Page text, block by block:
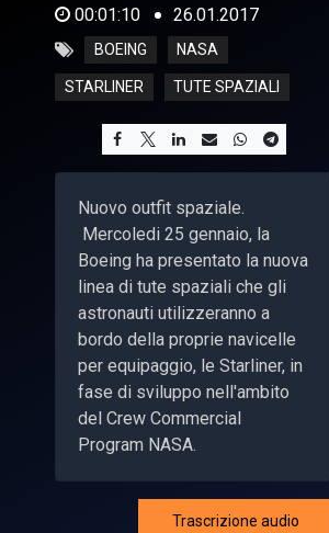
00:01:10 26.01.2017
BOEING NASA
STARLINER TUTE SPAZIALI
Nuovo outfit spaziale.
Mercoledi 25 gennaio, la
Boeing ha presentato la nuova
linea di tute spaziali che gli
astronauti utilizzeranno a
bordo della proprie navicelle
per equipaggio, le Starliner, in
fase di sviluppo nell'ambito
del Crew Commercial
Program NASA.
Trascrizione audio